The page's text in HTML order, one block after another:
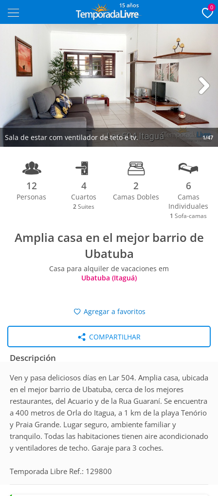
15 años 0
Sala de estar com ventilador de teto e tv. 1/47
12
Personas
4
Cuartos
2 Suites
2
Camas Dobles
6
Camas
Individuales
1 Sofa-camas
Amplia casa en el mejor barrio de
Ubatuba
Casa para alquiler de vacaciones em
Ubatuba (Itaguá)
Agregar a favoritos
COMPARTILHAR
Descripción
Ven y pasa deliciosos días en Lar 504. Amplia casa, ubicada
en el mejor barrio de Ubatuba, cerca de los mejores
restaurantes, del Acuario y de la Rua Guaraní. Se encuentra
a 400 metros de Orla do Itagua, a 1 km de la playa Tenório
y Praia Grande. Lugar seguro, ambiente familiar y
tranquilo. Todas las habitaciones tienen aire acondicionado
y ventiladores de techo. Garaje para 3 coches.
Temporada Libre Ref.: 129800